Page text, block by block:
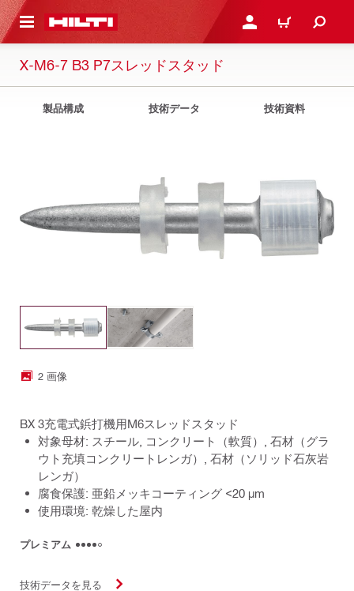
内容を表示 ログイン・新規オンライ
カート
X-M6-7 B3 P7スレッドスタッド
製品構成 技術データ 技術資料
2 画像
BX 3充電式鋲打機用M6スレッドスタッド
対象母材: スチール, コンクリート（軟質）, 石材（グラ
ウト充填コンクリートレンガ）, 石材（ソリッド石灰岩
レンガ）
腐食保護: 亜鉛メッキコーティング <20 µm
使用環境: 乾燥した屋内
プレミアム
技術データを見る